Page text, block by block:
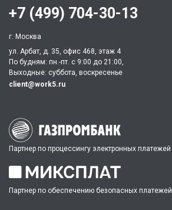
Партнер по процессингу электронных платежей
Партнер по обеспечению безопасных платежей
+7 (499) 704-30-13
г. Москва
ул. Арбат, д. 35, офис 468, этаж 4
По будням: пн.-пт. c 9:00 до 21:00,
Выходные: суббота, воскресенье
client@work5.ru